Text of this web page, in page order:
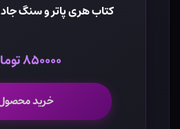
کتاب هری پاتر و سنگ
۸۵۰۰۰۰ تومان
خرید